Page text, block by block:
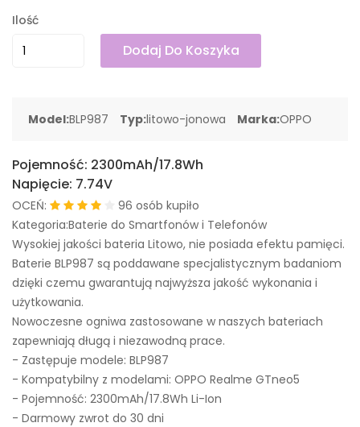
Ilość
Dodaj Do Koszyka
Model:BLP987 Typ:litowo-jonowa Marka:OPPO
Pojemność: 2300mAh/17.8Wh
Napięcie: 7.74V
OCEŃ:
96 osób kupiło
Kategoria:Baterie do Smartfonów i Telefonów
Wysokiej jakości bateria Litowo, nie posiada efektu pamięci.
Baterie BLP987 są poddawane specjalistycznym badaniom
dzięki czemu gwarantują najwyższa jakość wykonania i
użytkowania.
Nowoczesne ogniwa zastosowane w naszych bateriach
zapewniają długą i niezawodną prace.
- Zastępuje modele: BLP987
- Kompatybilny z modelami: OPPO Realme GTneo5
- Pojemność: 2300mAh/17.8Wh Li-Ion
- Darmowy zwrot do 30 dni